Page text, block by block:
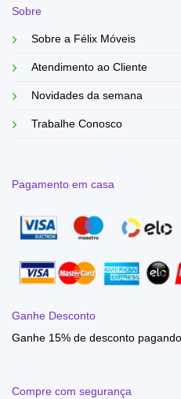
Sobre
Sobre a Félix Móveis
Atendimento ao Cliente
Novidades da semana
Trabalhe Conosco
Pagamento em casa
Ganhe Desconto
Ganhe 15% de desconto
Compre com segurança